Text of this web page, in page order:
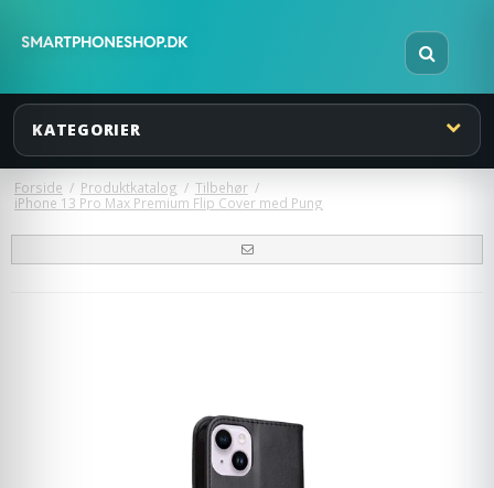
KATEGORIER
Forside / Produktkatalog / Tilbehør /
iPhone 13 Pro Max Premium Flip Cover med Pung